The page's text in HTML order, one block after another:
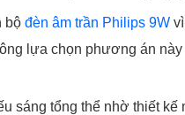
bộ đèn âm trần Philips 9W
lựa chọn phương án
sáng tổng thể nhờ thiết kế